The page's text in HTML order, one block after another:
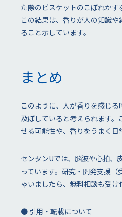
た際のビスケットのこぼれかす
この結果は、香りが人の知識
ること示しています。
まとめ
このように、人が香りを感じ
及ぼしていると考えられます
せる可能性や、香りをうまく日
センタンUでは、脳波や心拍、
っています。 研究・開発支援（
ゃいましたら、無料相談も受
● 引用・転載について